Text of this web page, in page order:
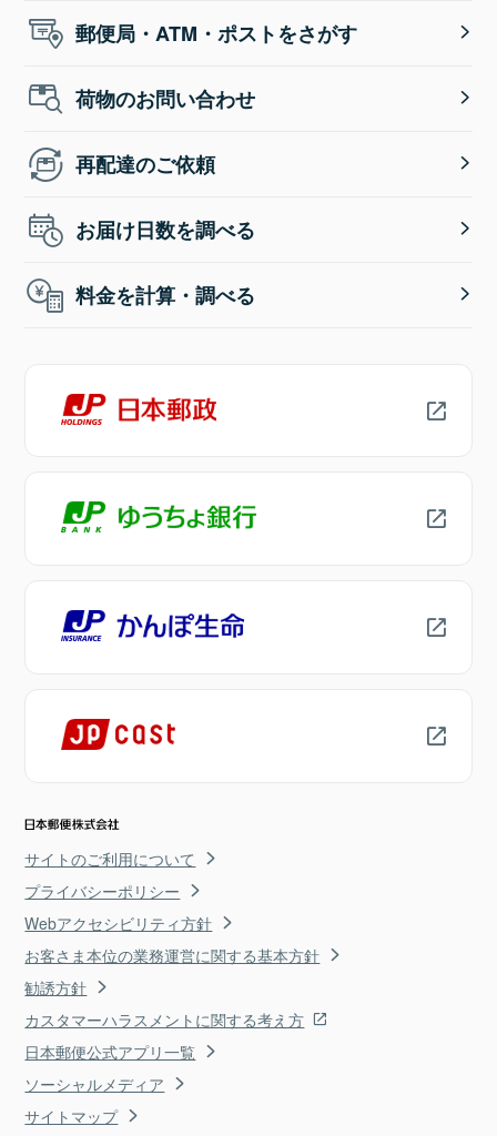
郵便局・ATM・ポストをさがす
荷物のお問い合わせ
再配達のご依頼
お届け日数を調べる
料金を計算・調べる
サイトのご利用について
プライバシーポリシー
Webアクセシビリティ方針
お客さま本位の業務運営に関する基本方針
勧誘方針
カスタマーハラスメントに関する考え方
日本郵便公式アプリ一覧
ソーシャルメディア
サイトマップ